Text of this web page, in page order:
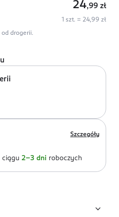
24,99 zł
1 szt. = 24,99 zł
drogerii.
Szczegóły
ciągu 2-3 dni roboczych